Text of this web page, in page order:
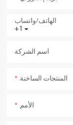
+1
الهاتف/واتساب
اسم الشركة
المنتجات الساخنة
الأمم